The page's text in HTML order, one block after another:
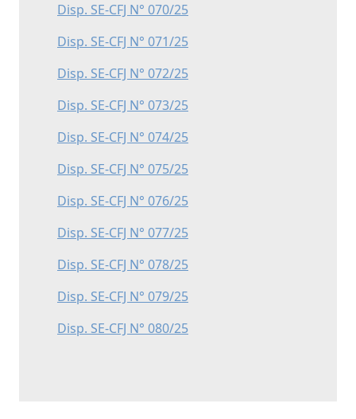
Disp. SE-CFJ N° 070/25
Disp. SE-CFJ N° 071/25
Disp. SE-CFJ N° 072/25
Disp. SE-CFJ N° 073/25
Disp. SE-CFJ N° 074/25
Disp. SE-CFJ N° 075/25
Disp. SE-CFJ N° 076/25
Disp. SE-CFJ N° 077/25
Disp. SE-CFJ N° 078/25
Disp. SE-CFJ N° 079/25
Disp. SE-CFJ N° 080/25